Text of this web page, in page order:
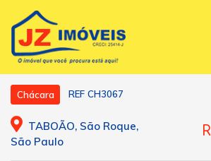
Chácara REF CH3067
TABOÃO, São Roque,
São Paulo